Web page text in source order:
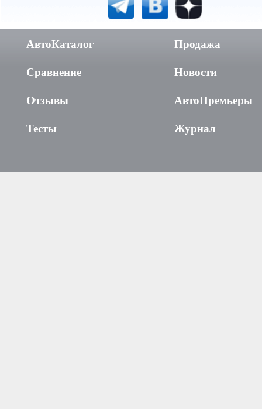
АвтоКаталог
Сравнение
Отзывы
Тесты
Продажа
Новости
АвтоПремьеры
Журнал